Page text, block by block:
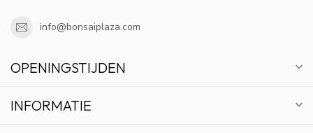
info@bonsaiplaza.com
OPENINGSTIJDEN
INFORMATIE